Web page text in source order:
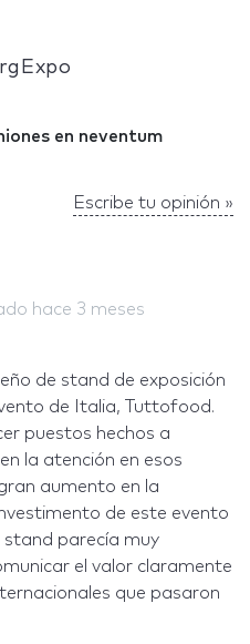
en neventum
Escribe tu opinión »
hace 3 meses
de stand de exposición
de Italia, Tuttofood.
puestos hechos a
la atención en esos
aumento en la
de este evento
parecía muy
el valor claramente
que pasaron